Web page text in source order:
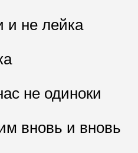
и не лейка
не одиноки
вновь и вновь